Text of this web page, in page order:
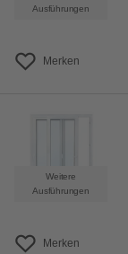
Ausführungen
Merken
Weitere
Ausführungen
Merken